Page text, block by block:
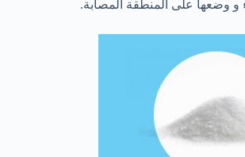
وضعها على المنطقة المصابة.